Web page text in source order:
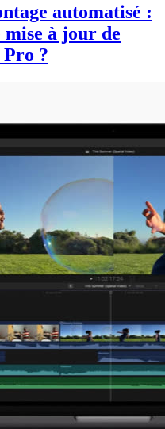
automatisé :
à jour de
?